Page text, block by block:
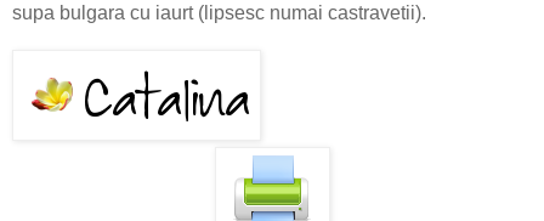
supa bulgara cu iaurt (lipsesc numai castravetii).